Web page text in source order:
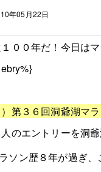
年05月22日
００年だ！今日は
第３６回洞爺湖マ
のエントリーを洞
ソン歴８年が過ぎ